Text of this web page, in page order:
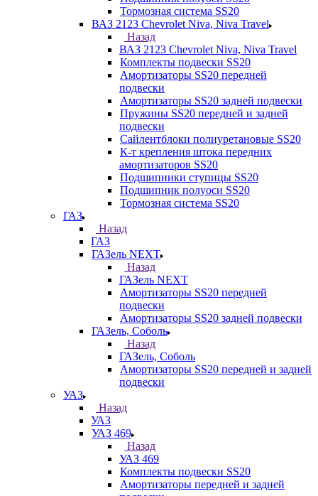
Тормозная система SS20
ВАЗ 2123 Chevrolet Niva, Niva Travel
Назад
ВАЗ 2123 Chevrolet Niva, Niva Travel
Комплекты подвески SS20
Амортизаторы SS20 передней
подвески
Амортизаторы SS20 задней подвески
Пружины SS20 передней и задней
подвески
Сайлентблоки полиуретановые SS20
К-т крепления штока передних
амортизаторов SS20
Подшипники ступицы SS20
Подшипник полуоси SS20
Тормозная система SS20
ГАЗ
Назад
ГАЗ
ГАЗель NEXT
Назад
ГАЗель NEXT
Амортизаторы SS20 передней
подвески
Амортизаторы SS20 задней подвески
ГАЗель, Соболь
Назад
ГАЗель, Соболь
Амортизаторы SS20 передней и задней
подвески
УАЗ
Назад
УАЗ
УАЗ 469
Назад
УАЗ 469
Комплекты подвески SS20
Амортизаторы передней и задней